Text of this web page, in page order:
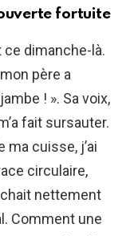
fortuite
dimanche-là.
père a
! ». Sa voix,
fait sursauter.
ma cuisse, j’ai
circulaire,
nettement
Comment une